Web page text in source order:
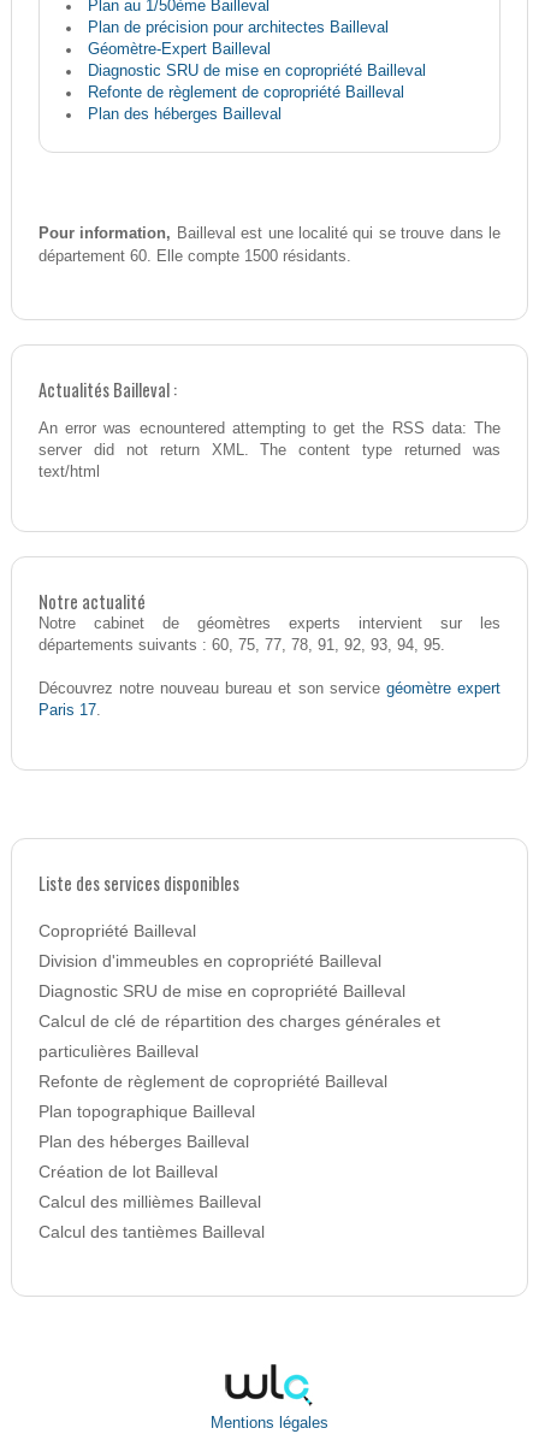
Plan au 1/50ème Bailleval
Plan de précision pour architectes Bailleval
Géomètre-Expert Bailleval
Diagnostic SRU de mise en copropriété Bailleval
Refonte de règlement de copropriété Bailleval
Plan des héberges Bailleval
Pour information, Bailleval est une localité qui se trouve dans le
département 60. Elle compte 1500 résidants.
Actualités Bailleval :
An error was ecnountered attempting to get the RSS data: The
server did not return XML. The content type returned was
text/html
Notre actualité
Notre cabinet de géomètres experts intervient sur les
départements suivants : 60, 75, 77, 78, 91, 92, 93, 94, 95.
Découvrez notre nouveau bureau et son service géomètre expert
Paris 17.
Liste des services disponibles
Copropriété Bailleval
Division d'immeubles en copropriété Bailleval
Diagnostic SRU de mise en copropriété Bailleval
Calcul de clé de répartition des charges générales et
particulières Bailleval
Refonte de règlement de copropriété Bailleval
Plan topographique Bailleval
Plan des héberges Bailleval
Création de lot Bailleval
Calcul des millièmes Bailleval
Calcul des tantièmes Bailleval
Mentions légales